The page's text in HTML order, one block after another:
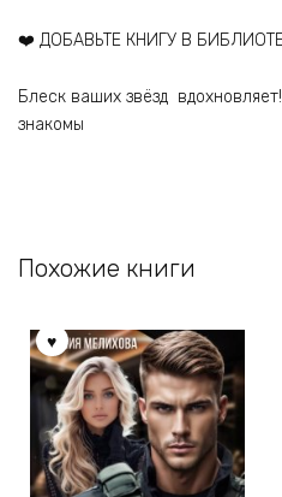
‍❤️‍ ДОБАВЬТЕ КНИГУ В
Блеск ваших звёзд
знакомы
Похожие книги